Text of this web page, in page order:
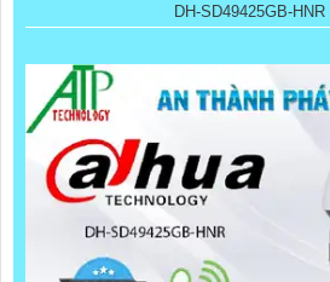
DH-SD49425GB-HNR